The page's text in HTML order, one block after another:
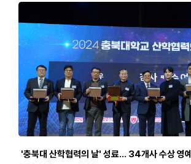
'충북대 산학협력의 날' 성료… 34개사 수상 영예